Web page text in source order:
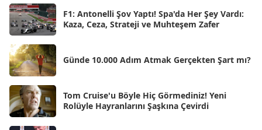
Nis 2025 [56]
Mar 2025
Şub 2025
Oca 2025
Ara 2024 [25]
Kas 2024
F1: Antonelli Şov Yaptı! Spa'da Her Şey Vardı:
Kaza, Ceza, Strateji ve Muhteşem Zafer
Günde 10.000 Adım Atmak Gerçekten Şart mı?
Tom Cruise'u Böyle Hiç Görmediniz! Yeni
Rolüyle Hayranlarını Şaşkına Çevirdi